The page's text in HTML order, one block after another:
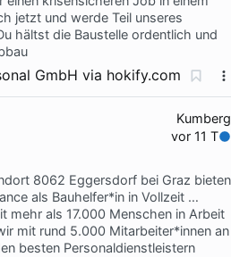
jetzt und werde Teil unseres
hältst die Baustelle ordentlich und
GmbH via hokify.com
Kumberg
vor 11 T
8062 Eggersdorf bei Graz bieten
als Bauhelfer*in in Vollzeit …
mehr als 17.000 Menschen in Arbeit
mit rund 5.000 Mitarbeiter*innen an
besten Personaldienstleistern